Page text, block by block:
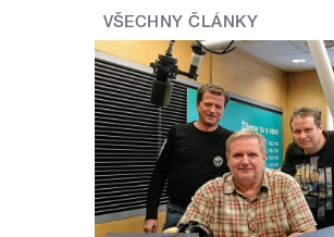
VŠECHNY ČLÁNKY